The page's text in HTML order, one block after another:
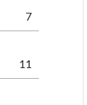
7
11